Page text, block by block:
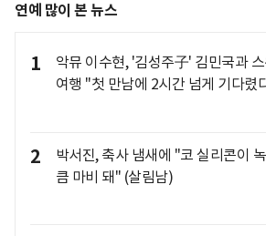
연예 많이 본 뉴스
1
악뮤 이수현, '김성주子' 김민국과
여행 "첫 만남에 2시간 넘게 기다렸
2
박서진, 축사 냄새에 "코 실리콘이
큼 마비 돼" (살림남)